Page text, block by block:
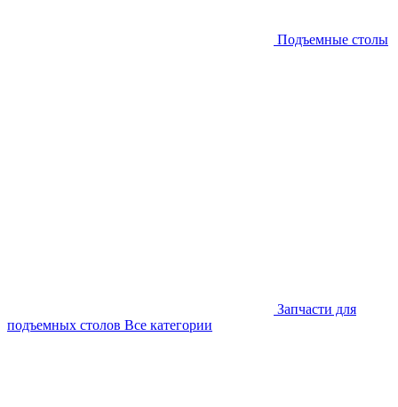
Подъемные столы
Запчасти для
подъемных столов Все категории